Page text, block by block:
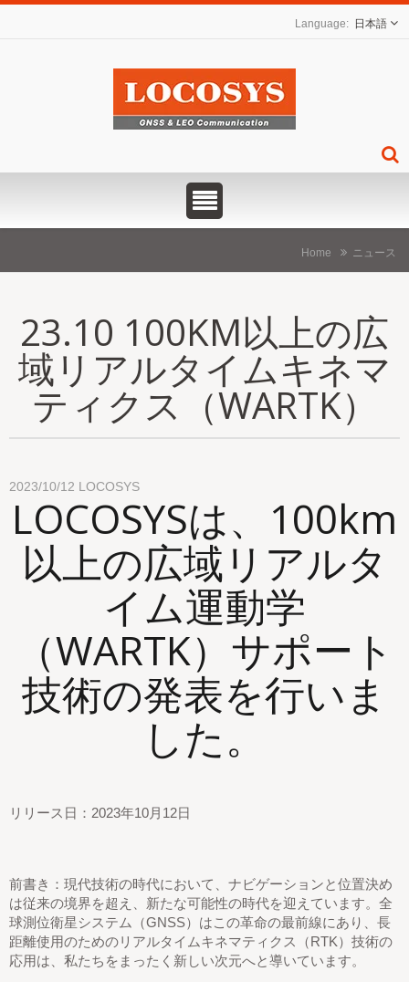
日本語
Home ニュース
23.10 100KM以上の広
域リアルタイムキネマ
ティクス（WARTK）
2023/10/12 LOCOSYS
LOCOSYSは、100km
以上の広域リアルタ
イム運動学
（WARTK）サポート
技術の発表を行いま
した。
リリース日：2023年10月12日
前書き：現代技術の時代において、ナビゲーションと位置決め
は従来の境界を超え、新たな可能性の時代を迎えています。全
球測位衛星システム（GNSS）はこの革命の最前線にあり、長
距離使用のためのリアルタイムキネマティクス（RTK）技術の
応用は、私たちをまったく新しい次元へと導いています。